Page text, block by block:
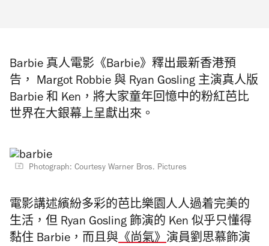
Barbie 真人電影《Barbie》釋出最新香港預
告， Margot Robbie 與 Ryan Gosling 主演真人版
Barbie 和 Ken，將大家童年回憶中的粉紅芭比
世界在大銀幕上呈獻出來。
Photograph: Courtesy Warner Bros. Pictures
電影講述繽紛多彩的芭比樂園人人過着完美的
生活，但 Ryan Gosling 飾演的 Ken 似乎只懂得
黏住 Barbie，而且與《尚氣》演員劉思慕飾演